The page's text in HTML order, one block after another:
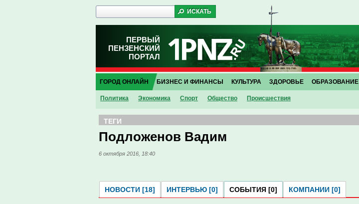
ПЕРВЫЙ
ПЕНЗЕНСКИЙ
ПОРТАЛ
ГОРОД ОНЛАЙН
Политика Экономика Спорт Общество Проиcшествия
БИЗНЕС И ФИНАНСЫ КУЛЬТУРА ЗДОРОВЬЕ ОБРАЗОВАНИЕ
ТЕГИ
Подложенов Вадим
6 октября 2016, 18:40
НОВОСТИ [18] ИНТЕРВЬЮ [0] СОБЫТИЯ [0] КОМПАНИИ [0]